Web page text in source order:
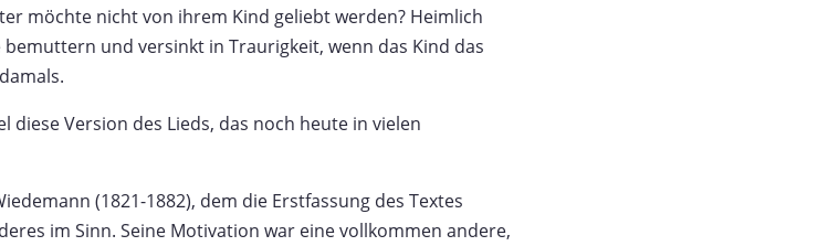
möchte nicht von ihrem Kind geliebt werden? Heimlich
und versinkt in Traurigkeit, wenn das Kind das
diese Version des Lieds, das noch heute in vielen
(1821-1882), dem die Erstfassung des Textes
im Sinn. Seine Motivation war eine vollkommen andere,